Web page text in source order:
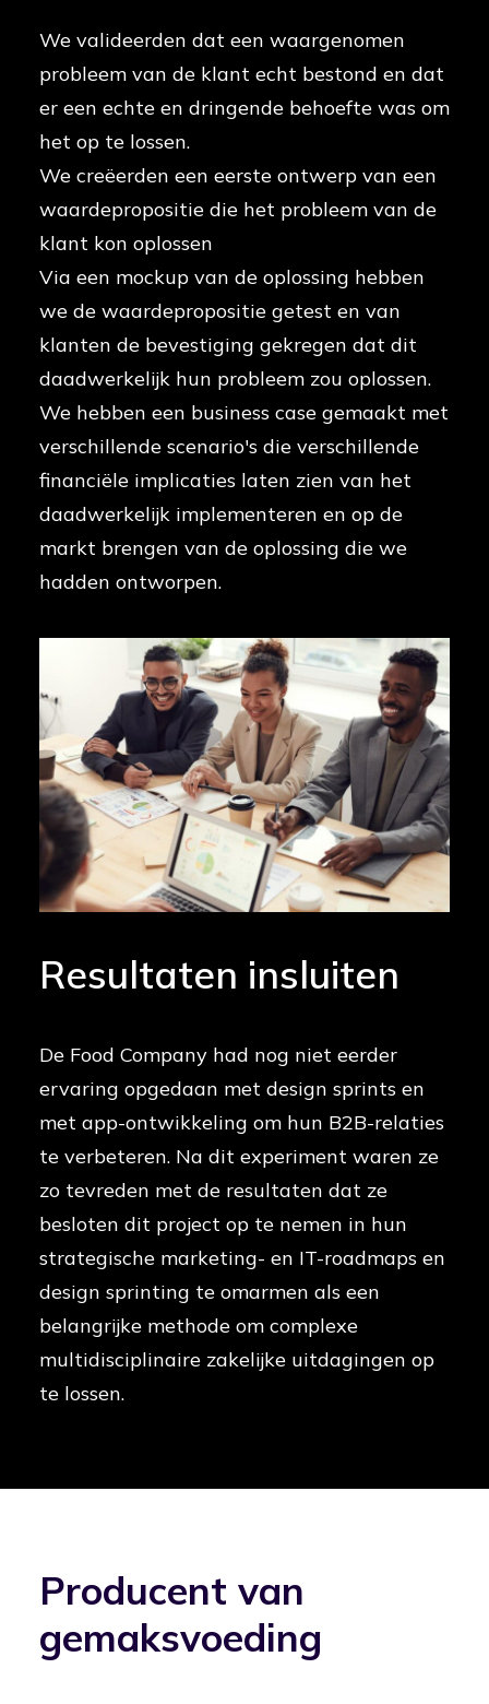
We valideerden dat een waargenomen
probleem van de klant echt bestond en dat
er een echte en dringende behoefte was om
het op te lossen.
We creëerden een eerste ontwerp van een
waardepropositie die het probleem van de
klant kon oplossen
Via een mockup van de oplossing hebben
we de waardepropositie getest en van
klanten de bevestiging gekregen dat dit
daadwerkelijk hun probleem zou oplossen.
We hebben een business case gemaakt met
verschillende scenario's die verschillende
financiële implicaties laten zien van het
daadwerkelijk implementeren en op de
markt brengen van de oplossing die we
hadden ontworpen.
Resultaten insluiten
De Food Company had nog niet eerder
ervaring opgedaan met design sprints en
met app-ontwikkeling om hun B2B-relaties
te verbeteren. Na dit experiment waren ze
zo tevreden met de resultaten dat ze
besloten dit project op te nemen in hun
strategische marketing- en IT-roadmaps en
design sprinting te omarmen als een
belangrijke methode om complexe
multidisciplinaire zakelijke uitdagingen op
te lossen.
Producent van
gemaksvoeding